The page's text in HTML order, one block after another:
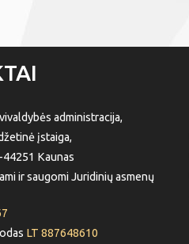
administracija,
įstaiga,
44251 Kaunas
ir saugomi Juridinių asmenų
LT 887648610